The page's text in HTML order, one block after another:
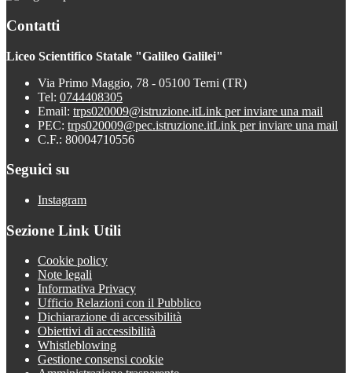
Contatti
Liceo Scientifico Statale "Galileo Galilei"
Via Primo Maggio, 78 - 05100 Terni (TR)
Tel: 0744408305
Email: trps020009@istruzione.itLink per inviare una mail
PEC: trps020009@pec.istruzione.itLink per inviare una mail
C.F.: 80004710556
Seguici su
Instagram
Sezione Link Utili
Cookie policy
Note legali
Informativa Privacy
Ufficio Relazioni con il Pubblico
Dichiarazione di accessibilità
Obiettivi di accessibilità
Whistleblowing
Gestione consensi cookie